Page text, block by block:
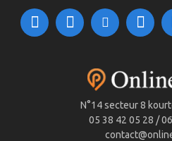
N°14 secteur 8
05 38 42 05 28 /